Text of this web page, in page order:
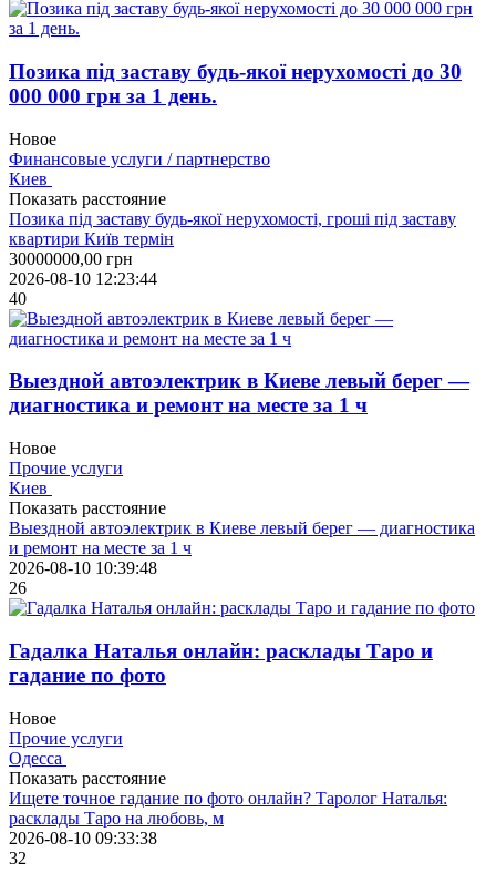
Позика під заставу будь-якої нерухомості до 30
000 000 грн за 1 день.
Новое
Финансовые услуги / партнерство
Киев
Показать расстояние
Позика під заставу будь-якої нерухомості, гроші під заставу
квартири Київ термін
30000000,00 грн
2026-08-10 12:23:44
40
Выездной автоэлектрик в Киеве левый берег —
диагностика и ремонт на месте за 1 ч
Новое
Прочие услуги
Киев
Показать расстояние
Выездной автоэлектрик в Киеве левый берег — диагностика
и ремонт на месте за 1 ч
2026-08-10 10:39:48
26
Гадалка Наталья онлайн: расклады Таро и
гадание по фото
Новое
Прочие услуги
Одесса
Показать расстояние
Ищете точное гадание по фото онлайн? Таролог Наталья:
расклады Таро на любовь, м
2026-08-10 09:33:38
32